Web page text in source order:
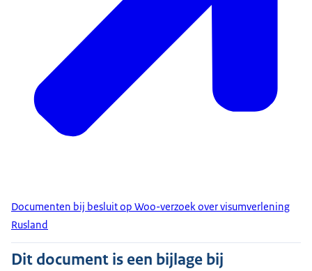
Documenten bij besluit op Woo-verzoek over visumverlening
Rusland
Dit document is een bijlage bij